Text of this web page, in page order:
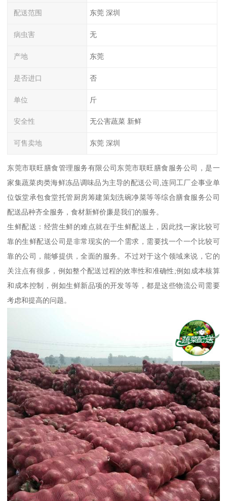
配送范围 东莞 深圳
病虫害 无
产地 东莞
是否进口 否
单位 斤
安全性 无公害蔬菜 新鲜
可售卖地 东莞 深圳
东莞市联旺膳食管理服务有限公司东莞市联旺膳食服务公司，是一
家集蔬菜肉类海鲜冻品调味品为主导的配送公司,连同工厂企事业单
位饭堂承包食堂托管厨房筹建策划洗碗净菜等等综合膳食服务公司
配送品种齐全服务，食材新鲜价廉是我们的服务。
生鲜配送：经营生鲜的难点就在于生鲜配送上，因此找一家比较可
靠的生鲜配送公司是非常现实的一个需求，需要找一个一个比较可
靠的公司，能够提供，全面的服务。不过对于这个领域来说，它的
关注点有很多，例如整个配送过程的效率性和准确性;例如成本核算
和成本控制，例如生鲜新品项的开发等等，都是这些物流公司需要
考虑和提高的问题。